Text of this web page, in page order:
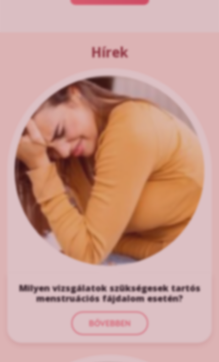
Hírek
Milyen vizsgálatok szükségesek tartós
menstruációs fájdalom esetén?
BŐVEBBEN